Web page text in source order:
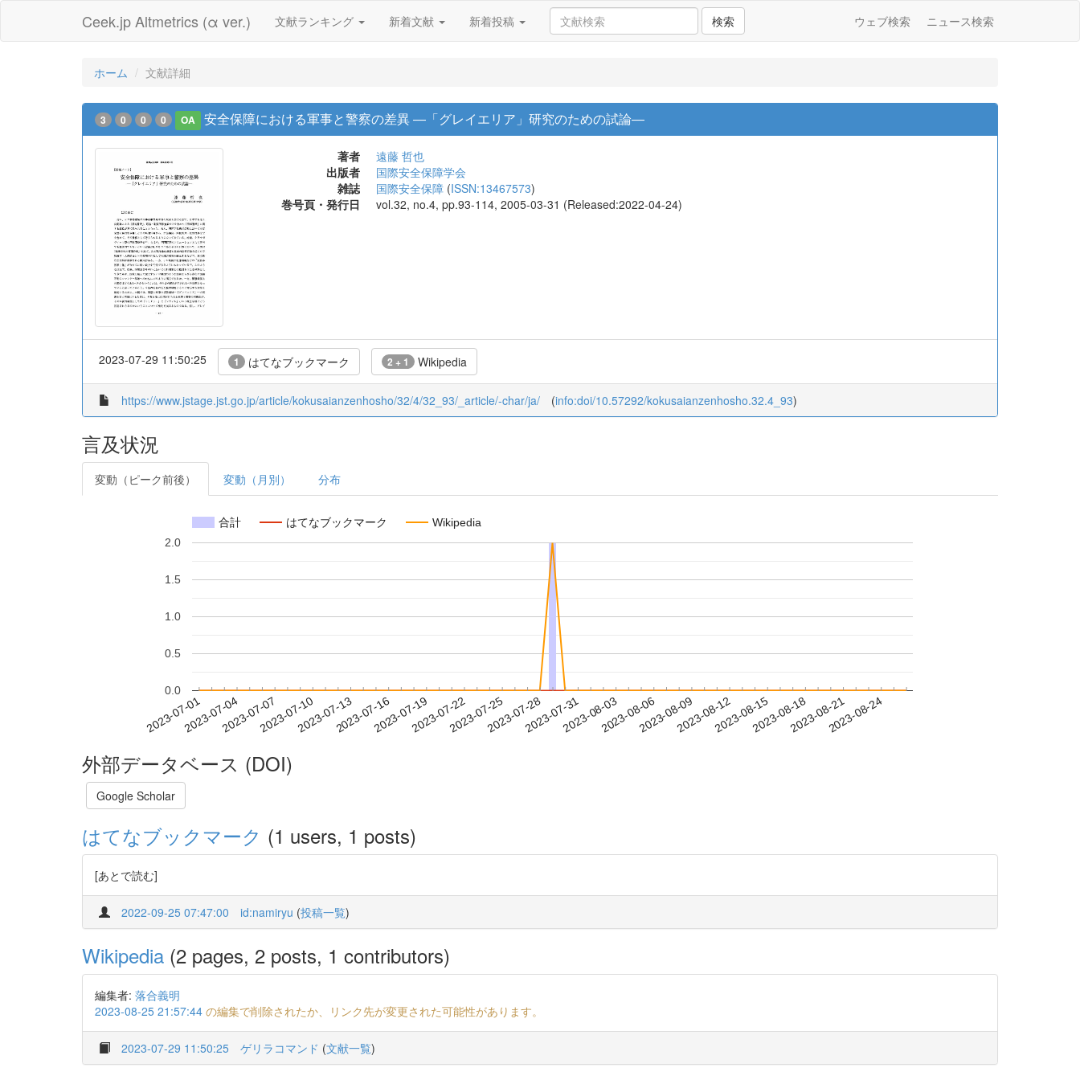
Ceek.jp Altmetrics (α ver.) 文献ランキング 新着文献 新着投稿 検索 ウェブ検索 ニュース検索
ホーム 文献詳細
3 0 0 0 OA 安全保障における軍事と警察の差異 ―「グレイエリア」研究のための試論―
著者
遠藤 哲也
出版者
国際安全保障学会
雑誌
国際安全保障 (ISSN:13467573)
巻号頁・発行日
vol.32, no.4, pp.93-114, 2005-03-31 (Released:2022-04-24)
2023-07-29 11:50:25 1 はてなブックマーク 2 + 1 Wikipedia
https://www.jstage.jst.go.jp/article/kokusaianzenhosho/32/4/32_93/_article/-char/ja/ (info:doi/10.57292/kokusaianzenhosho.32.4_93)
言及状況
変動（ピーク前後） 変動（月別） 分布
合計 はてなブックマーク Wikipedia
2023-07-012023-07-042023-07-072023-07-102023-07-132023-07-162023-07-192023-07-222023-07-252023-07-282023-07-312023-08-032023-08-062023-08-092023-08-122023-08-152023-08-182023-08-212023-08-24
0.0
0.5
1.0
1.5
2.0
外部データベース (DOI)
Google Scholar
はてなブックマーク (1 users, 1 posts)
[あとで読む]
2022-09-25 07:47:00 id:namiryu (投稿一覧)
Wikipedia (2 pages, 2 posts, 1 contributors)
編集者: 落合義明
2023-08-25 21:57:44 の編集で削除されたか、リンク先が変更された可能性があります。
2023-07-29 11:50:25 ゲリラコマンド (文献一覧)